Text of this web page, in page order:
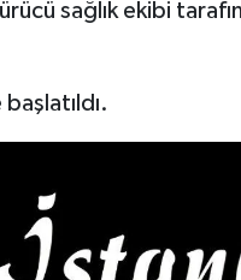
sağlık ekibi